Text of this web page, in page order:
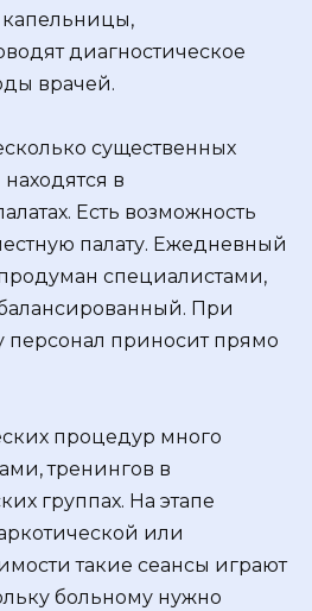
диагностическое
врачей.
существенных
в
Есть возможность
палату. Ежедневный
специалистами,
При
персонал приносит прямо
процедур много
тренингов в
группах. На этапе
или
такие сеансы играют
больному нужно